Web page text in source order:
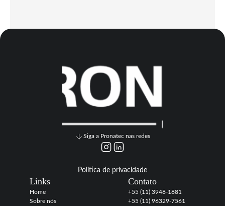
Siga a Pronatec nas redes
Politica de privacidade
Links
Home
Sobre nós
Contato
+55 (11) 3948-1881
+55 (11) 96329-7561